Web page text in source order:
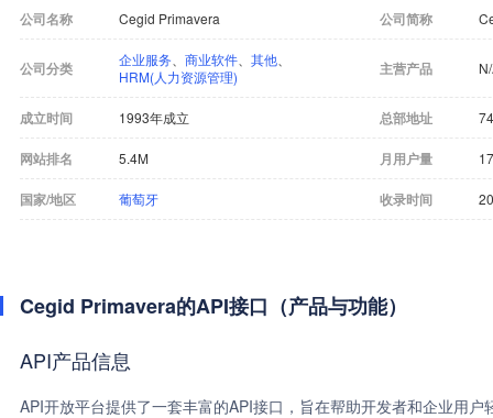
公司名称 Cegid Primavera 公司简称
公司分类 企业服务 商业软件 其他
HRM(人力资源管理)
主营产品
成立时间 1993年成立 总部地址
网站排名 5.4M 月用户量
国家/地区 葡萄牙 收录时间
Cegid Primavera的API接口（产品与功能）
API产品信息
API开放平台提供了一套丰富的API接口，旨在帮助开发者和企业用